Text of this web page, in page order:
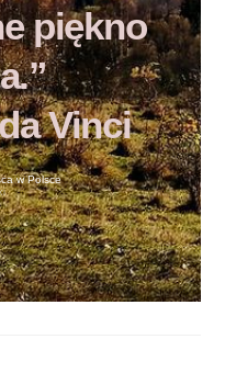
piękno
Vinci
w Polsce